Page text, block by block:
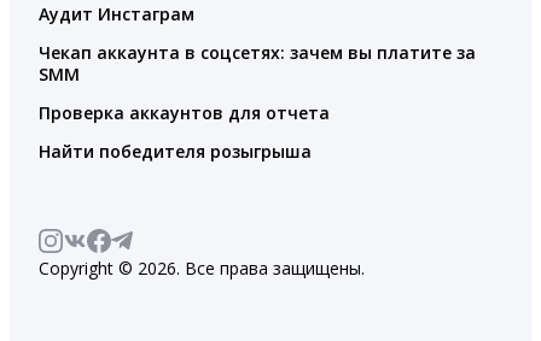
Аудит Инстаграм
Чекап аккаунта в соцсетях: зачем вы платите за
SMM
Проверка аккаунтов для отчета
Найти победителя розыгрыша
Copyright © 2026. Все права защищены.